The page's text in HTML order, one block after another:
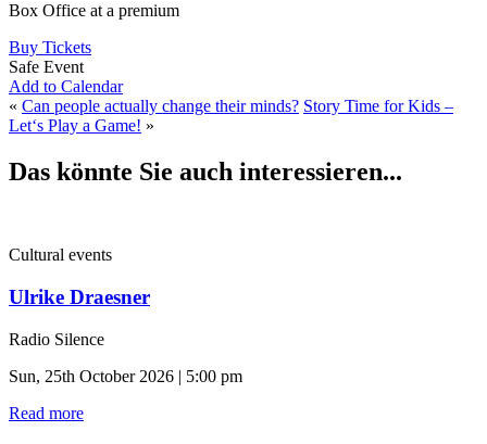
Box Office at a premium
Buy Tickets
Safe Event
Add to Calendar
« Can people actually change their minds? Story Time for Kids –
Let‘s Play a Game! »
Das könnte Sie auch interessieren...
Cultural events
Ulrike Draesner
Radio Silence
Sun, 25th October 2026 | 5:00 pm
Read more